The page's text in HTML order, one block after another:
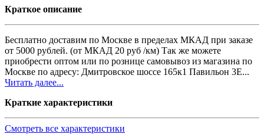
Краткое описание
Бесплатно доставим по Москве в пределах МКАД при заказе
от 5000 рублей. (от МКАД 20 руб /км) Так же можете
приобрести оптом или по рознице самовывоз из магазина по
Москве по адресу: Дмитровское шоссе 165к1 Павильон 3Е...
Читать далее...
Краткие характеристики
Смотреть все характеристики